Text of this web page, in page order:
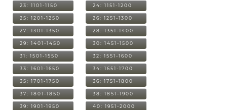
23: 1101-1150 24: 1151-1200
25: 1201-1250 26: 1251-1300
27: 1301-1350 28: 1351-1400
29: 1401-1450 30: 1451-1500
31: 1501-1550 32: 1551-1600
33: 1601-1650 34: 1651-1700
35: 1701-1750 36: 1751-1800
37: 1801-1850 38: 1851-1900
39: 1901-1950 40: 1951-2000